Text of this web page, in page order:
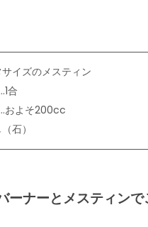
イズのメスティン
合
およそ200cc
石）
ーナーとメスティン